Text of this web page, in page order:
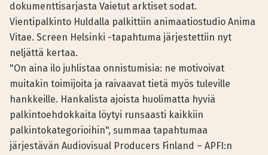
dokumenttisarjasta Vaietut arktiset sodat.
Vientipalkinto Huldalla palkittiin animaatiostudio Anima
Vitae. Screen Helsinki -tapahtuma järjestettiin nyt
neljättä kertaa.
"On aina ilo juhlistaa onnistumisia: ne motivoivat
muitakin toimijoita ja raivaavat tietä myös tuleville
hankkeille. Hankalista ajoista huolimatta hyviä
palkintoehdokkaita löytyi runsaasti kaikkiin
palkintokategorioihin", summaa tapahtumaa
järjestävän Audiovisual Producers Finland – APFI:n